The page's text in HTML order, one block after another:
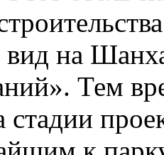
на
Тем
стадии